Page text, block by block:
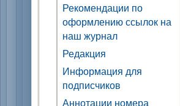
Рекомендации по
оформлению ссылок на
наш журнал
Редакция
Информация для
подписчиков
Аннотации номера